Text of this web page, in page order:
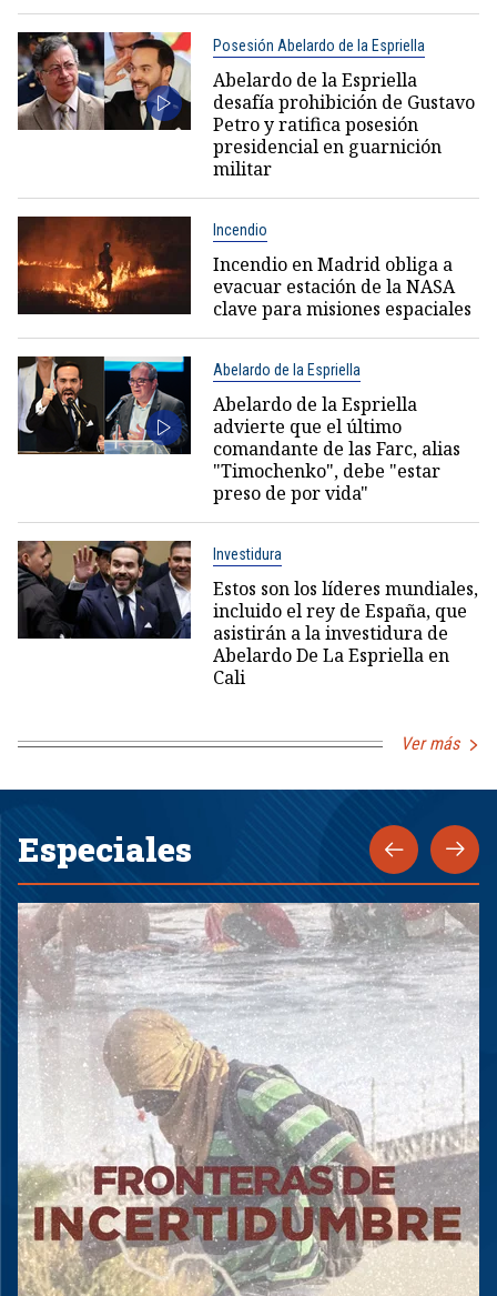
Posesión Abelardo de la Espriella
Abelardo de la Espriella
desafía prohibición de Gustavo
Petro y ratifica posesión
presidencial en guarnición
militar
Incendio
Incendio en Madrid obliga a
evacuar estación de la NASA
clave para misiones espaciales
Abelardo de la Espriella
Abelardo de la Espriella
advierte que el último
comandante de las Farc, alias
"Timochenko", debe "estar
preso de por vida"
Investidura
Estos son los líderes mundiales,
incluido el rey de España, que
asistirán a la investidura de
Abelardo De La Espriella en
Cali
Ver más
Especiales